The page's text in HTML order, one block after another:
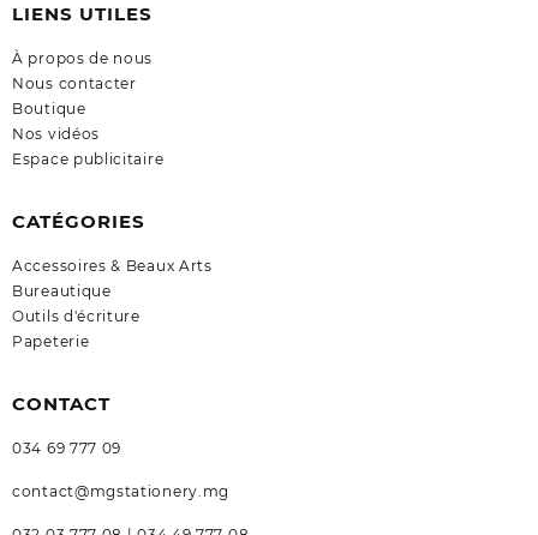
LIENS UTILES
À propos de nous
Nous contacter
Boutique
Nos vidéos
Espace publicitaire
CATÉGORIES
Accessoires & Beaux Arts
Bureautique
Outils d'écriture
Papeterie
CONTACT
034 69 777 09
contact@mgstationery.mg